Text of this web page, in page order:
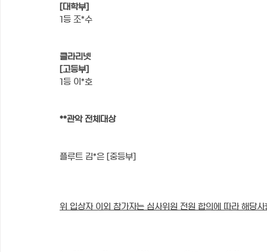
[대학부]
1등 조*수
클라리넷
[고등부]
1등 이*호
**관악 전체대상
플루트 김*은 [중등부]
위 입상자 이외 참가자는 심사위원 전원 합의에 따라 해당사